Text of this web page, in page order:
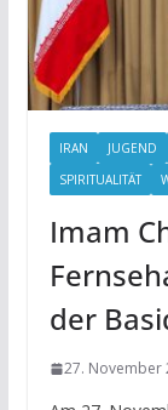
IRAN JUGEND
SPIRITUALITÄT
Imam
der
27. November